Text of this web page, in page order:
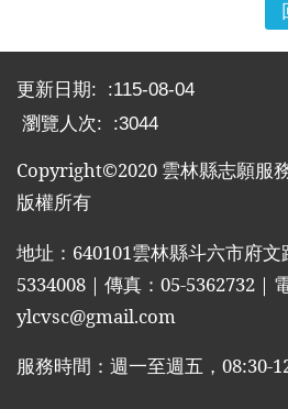
更新日期:
115-08-04
瀏覽人次:
3044
Copyright©2020 雲林縣志願服
版權所有
地址： 640101雲林縣斗六市府文
5334008 ｜傳真： 05-5362732 ｜
ylcvsc@gmail.com
服務時間：週一至週五， 08:30-